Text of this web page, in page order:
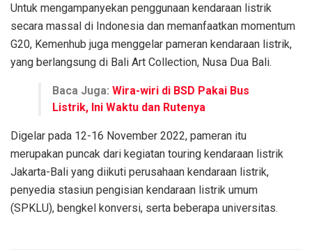
Untuk mengampanyekan penggunaan kendaraan listrik
secara massal di Indonesia dan memanfaatkan momentum
G20, Kemenhub juga menggelar pameran kendaraan listrik,
yang berlangsung di Bali Art Collection, Nusa Dua Bali.
Baca Juga: Wira-wiri di BSD Pakai Bus
Listrik, Ini Waktu dan Rutenya
Digelar pada 12-16 November 2022, pameran itu
merupakan puncak dari kegiatan touring kendaraan listrik
Jakarta-Bali yang diikuti perusahaan kendaraan listrik,
penyedia stasiun pengisian kendaraan listrik umum
(SPKLU), bengkel konversi, serta beberapa universitas.